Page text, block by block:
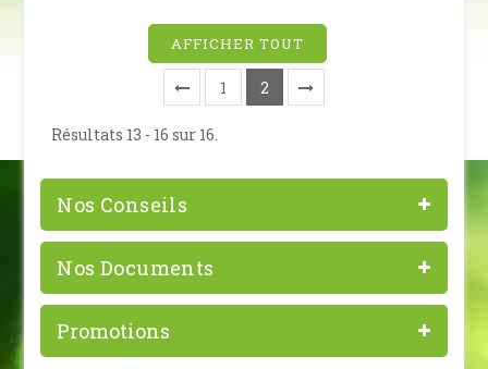
AFFICHER TOUT
1 2
Résultats 13 - 16 sur 16.
Nos Conseils
Nos Documents
Promotions